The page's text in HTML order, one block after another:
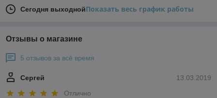
Сегодня выходнойПоказать весь график работы
Отзывы о магазине
5 отзывов за всё время
13.03.2019
Сергей
Отлично